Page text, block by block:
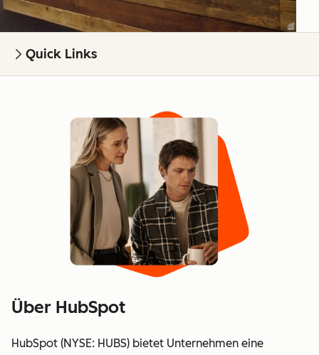
Quick Links
Über HubSpot
HubSpot (NYSE: HUBS) bietet Unternehmen eine